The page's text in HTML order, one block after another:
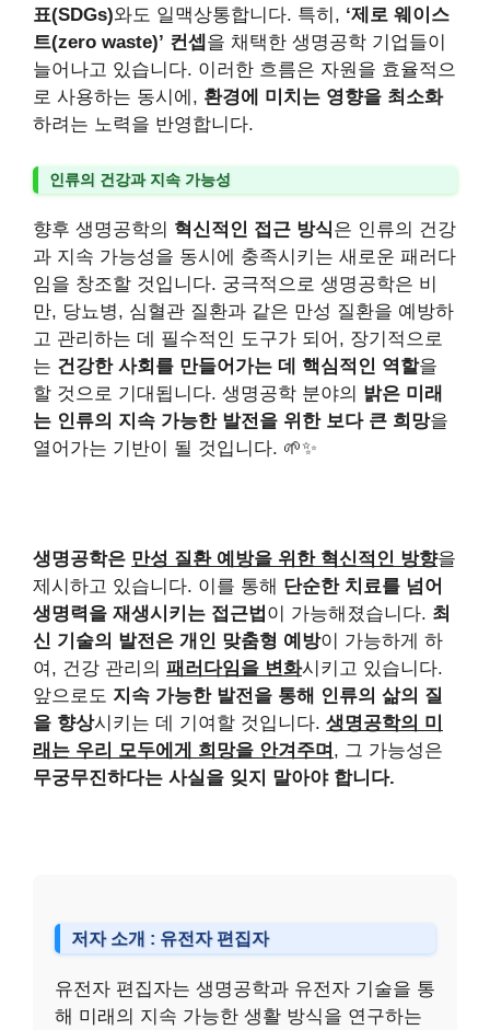
표(SDGs)와도 일맥상통합니다. 특히, ‘제로 웨이스
트(zero waste)’ 컨셉 을 채택한 생명공학 기업들이
늘어나고 있습니다. 이러한 흐름은 자원을 효율적으
로 사용하는 동시에, 환경에 미치는 영향을 최소화
하려는 노력을 반영합니다.
인류의 건강과 지속 가능성
향후 생명공학의 혁신적인 접근 방식은 인류의 건강
과 지속 가능성을 동시에 충족시키는 새로운 패러다
임을 창조할 것입니다. 궁극적으로 생명공학은 비
만, 당뇨병, 심혈관 질환과 같은 만성 질환을 예방하
고 관리하는 데 필수적인 도구가 되어, 장기적으로
는 건강한 사회를 만들어가는 데 핵심적인 역할을
할 것으로 기대됩니다. 생명공학 분야의 밝은 미래
는 인류의 지속 가능한 발전을 위한 보다 큰 희망을
열어가는 기반이 될 것입니다. 🌱✨
생명공학은 만성 질환 예방을 위한 혁신적인 방향을
제시하고 있습니다. 이를 통해 단순한 치료를 넘어
생명력을 재생시키는 접근법 이 가능해졌습니다. 최
신 기술의 발전은 개인 맞춤형 예방이 가능하게 하
여, 건강 관리의 패러다임을 변화시키고 있습니다.
앞으로도 지속 가능한 발전을 통해 인류의 삶의 질
을 향상시키는 데 기여할 것입니다. 생명공학의 미
래는 우리 모두에게 희망을 안겨주며 , 그 가능성은
무궁무진하다는 사실을 잊지 말아야 합니다.
저자 소개 : 유전자 편집자
유전자 편집자는 생명공학과 유전자 기술을 통
해 미래의 지속 가능한 생활 방식을 연구하는